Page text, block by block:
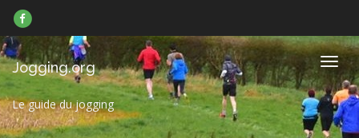
sur
Facebook
Jogging.org
Le guide du jogging